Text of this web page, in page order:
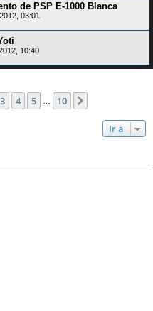
de PSP E-1000 Blanca
03:01
10:40
de 10
3 4 5 10
Ir a